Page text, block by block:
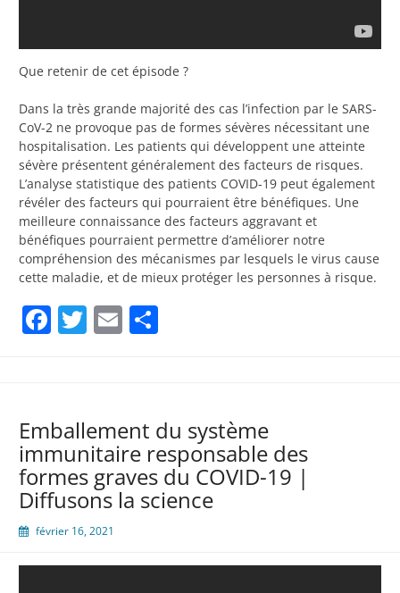
Que retenir de cet épisode ?
Dans la très grande majorité des cas l’infection par le SARS-
CoV-2 ne provoque pas de formes sévères nécessitant une
hospitalisation. Les patients qui développent une atteinte
sévère présentent généralement des facteurs de risques.
L’analyse statistique des patients COVID-19 peut également
révéler des facteurs qui pourraient être bénéfiques. Une
meilleure connaissance des facteurs aggravant et
bénéfiques pourraient permettre d’améliorer notre
compréhension des mécanismes par lesquels le virus cause
cette maladie, et de mieux protéger les personnes à risque.
Facebook
Twitter
Email
Emballement du système
immunitaire responsable des
formes graves du COVID-19 |
Diffusons la science
février 16, 2021